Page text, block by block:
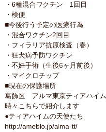
・6種混合ワクチン 1回目
・検便
■今後行う予定の医療行為
・混合ワクチン2回目
・フィラリア抗原検査（春）
・狂犬病予防ワクチン
・不妊手術（生後6ヶ月前後）
・マイクロチップ
■現在の保護場所
葛飾区 アルマ東京ティアハイム
時々こちらで紹介します
●ティアハイムの天使たち
http://ameblo.jp/alma-tt/